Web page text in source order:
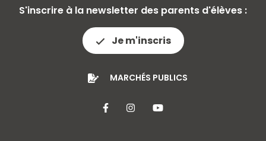
S'inscrire à la newsletter des parents d'élèves :
Je m'inscris
MARCHÉS PUBLICS
Lien vers le compte Facebook
Lien vers le compte
Lien vers la chaîne